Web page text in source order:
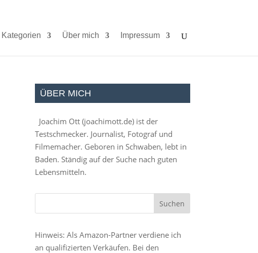
Kategorien Über mich Impressum
ÜBER MICH
Joachim Ott (joachimott.de) ist der
Testschmecker. Journalist, Fotograf und
Filmemacher. Geboren in Schwaben, lebt in
Baden. Ständig auf der Suche nach guten
Lebensmitteln.
Hinweis: Als Amazon-Partner verdiene ich
an qualifizierten Verkäufen. Bei den